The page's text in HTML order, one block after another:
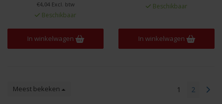
€4,04 Excl. btw
Beschikbaar
In winkelwagen
Beschikbaar
In winkelwagen
Meest bekeken 1 2